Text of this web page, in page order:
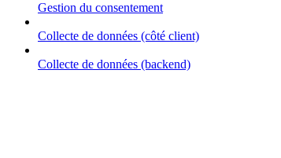
Gestion du consentement
Collecte de données (côté client)
Collecte de données (backend)